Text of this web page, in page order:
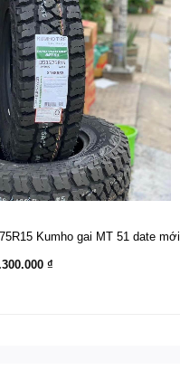
Kumho gai MT 51 date mới
₫Giá